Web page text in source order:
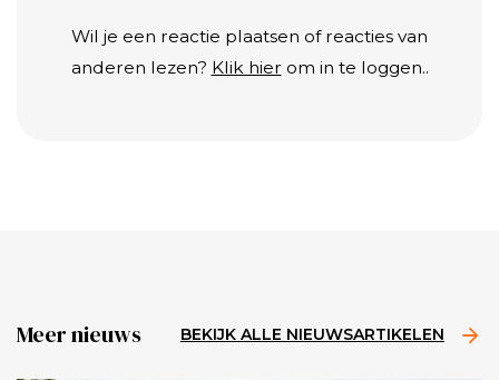
Wil je een reactie plaatsen of reacties van
anderen lezen? Klik hier om in te loggen..
Meer nieuws BEKIJK ALLE NIEUWSARTIKELEN